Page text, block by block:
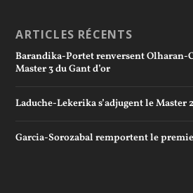
ARTICLES RÉCENTS
Barandika-Portet renversent Olharan-
Master 3 du Gant d’or
Laduche-Lekerika s’adjugent le Master
Garcia-Sorozabal remportent le